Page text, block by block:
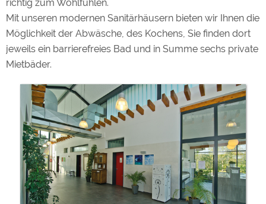
richtig zum Wohlfühlen.
Mit unseren modernen Sanitärhäusern bieten wir Ihnen die
Möglichkeit der Abwäsche, des Kochens, Sie finden dort
jeweils ein barrierefreies Bad und in Summe sechs private
Mietbäder.